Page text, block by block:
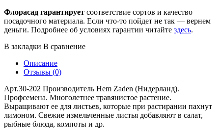
Флорасад гарантирует соответствие сортов и качество
посадочного материала. Если что-то пойдет не так — вернем
деньги. Подробнее об условиях гарантии читайте здесь.
В закладки В сравнение
Описание
Отзывы (0)
Арт.30-202 Производитель Hem Zaden (Нидерланд).
Профсемена. Многолетнее травянистое растение.
Выращивают ее для листьев, которые при растирании пахнут
лимоном. Свежие измельченные листья добавляют в салат,
рыбные блюда, компоты и др.